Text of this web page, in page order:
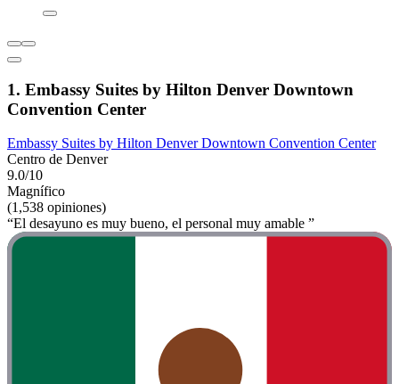
1. Embassy Suites by Hilton Denver Downtown
Convention Center
Embassy Suites by Hilton Denver Downtown Convention Center
Centro de Denver
9.0/10
Magnífico
(1,538 opiniones)
“El desayuno es muy bueno, el personal muy amable ”